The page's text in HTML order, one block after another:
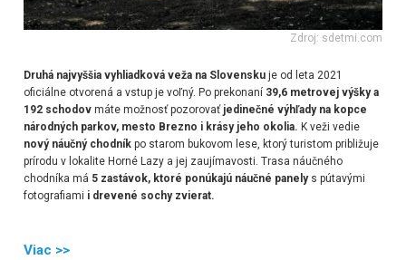
Zdroj: sdetmi.com
Druhá najvyššia vyhliadková veža na Slovenskuje od leta 2021
oficiálne otvorená a vstup je voľný. Po prekonaní 39,6 metrovej výšky a
192 schodovmáte možnosť pozorovaťjedinečné výhľady na kopce
národných parkov, mesto Brezno i krásy jeho okolia. K veži vedie
nový náučný chodník po starom bukovom lese, ktorý turistom približuje
prírodu v lokalite Horné Lazy a jej zaujímavosti. Trasa náučného
chodníka má 5 zastávok, ktoré ponúkajú náučné panelys pútavými
fotografiami i drevené sochy zvierat.
Viac >>